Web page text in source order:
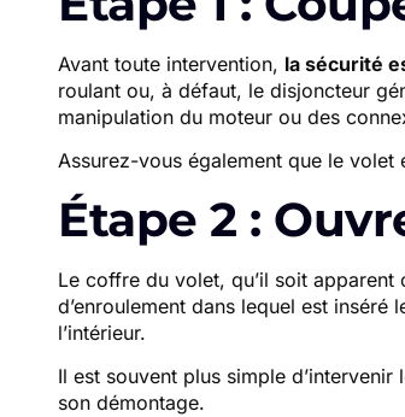
Avant toute intervention, la sécurité
roulant ou, à défaut, le disjoncteur
manipulation du moteur ou des
Assurez-vous également que le volet
Étape 2 :
Le coffre du volet, qu’il soit
d’enroulement dans lequel est
l’intérieur.
Il est souvent plus simple d’intervenir
son démontage.